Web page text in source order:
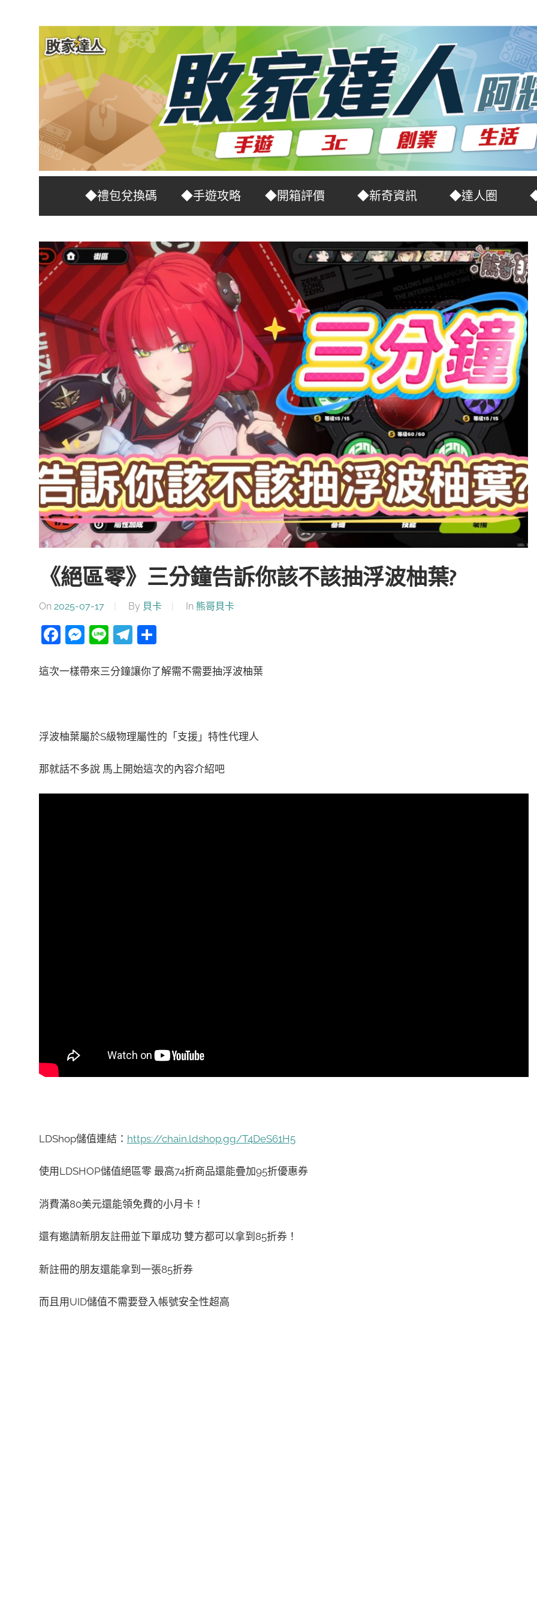
家
達
人
推
薦
No.1
戲
科
技
自
媒
體。
◆禮包兌換碼 ◆手遊攻略 ◆開箱評價 ◆新奇資訊 ◆達人圈
《絕區零》三分鐘告訴你該不該抽浮波柚葉?
On 2025-07-17 By 貝卡 In 熊哥貝卡
Facebook
Messenger
LineTelegram
分
這次一樣帶來三分鐘讓你了解需不需要抽浮波柚葉
浮波柚葉屬於S級物理屬性的「支援」特性代理人
那就話不多說 馬上開始這次的內容介紹吧
LDShop儲值連結： https://chain.ldshop.gg/T4DeS61H5
使用LDSHOP儲值絕區零 最高74折商品還能疊加95折優惠券
消費滿80美元還能領免費的小月卡！
還有邀請新朋友註冊並下單成功 雙方都可以拿到85折券！
新註冊的朋友還能拿到一張85折券
而且用UID儲值不需要登入帳號安全性超高